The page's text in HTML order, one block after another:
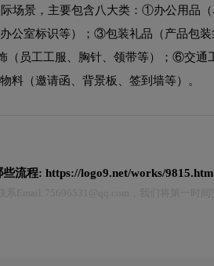
场景，主要包含八大类：①办公用品
办公室标识等）；③包装礼品（产品包
（员工工服、胸针、领带等）；⑥交
（邀请函、背景板、签到墙等）。
些流程: https://logo9.net/works/